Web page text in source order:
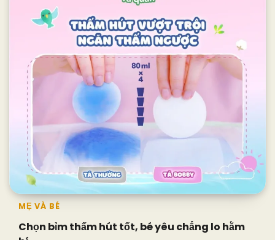
MẸ VÀ BÉ
Chọn bỉm thấm hút tốt, bé yêu chẳng lo hằm